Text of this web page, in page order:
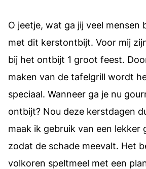
O jeetje, wat ga jij veel mensen
met dit kerstontbijt. Voor mij
bij het ontbijt 1 groot feest.
maken van de tafelgrill wordt
speciaal. Wanneer ga je nu
ontbijt? Nou deze kerstdagen
maak ik gebruik van een lekker
zodat de schade meevalt. Het
volkoren speltmeel met een